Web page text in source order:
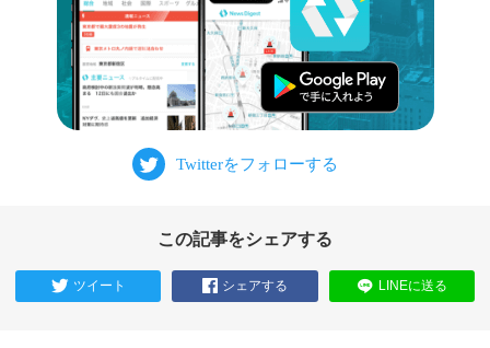
この記事をシェアする
ツイート シェアする LINEに送る